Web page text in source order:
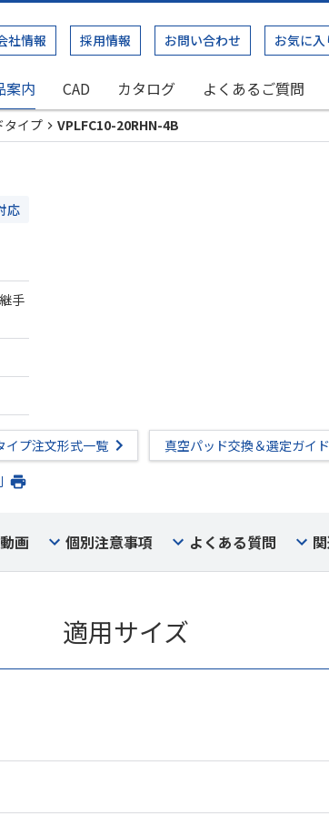
社情報 採用情報 お問い合わせ お気に入
案内 CAD カタログ よくあるご質問
タイプ VPLFC10-20RHN-4B
応
手
イプ注文形式一覧
真空パッド交換＆選定ガイド
画 個別注意事項 よくある質問
適用サイズ